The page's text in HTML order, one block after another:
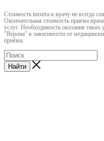
Cтоимость визита к врачу не всегда
Окончательная стоимость приема
услуг. Необходимость оказания
"Верона" в зависимости от
приёма.
Найти